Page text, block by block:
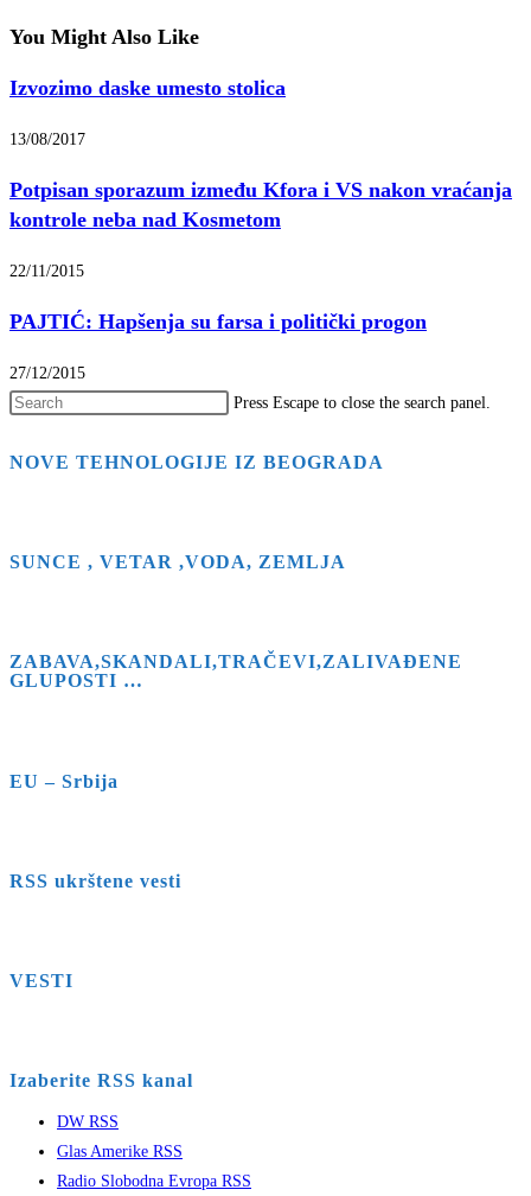
You Might Also Like
Izvozimo daske umesto stolica
13/08/2017
Potpisan sporazum između Kfora i VS nakon vraćanja
kontrole neba nad Kosmetom
22/11/2015
PAJTIĆ: Hapšenja su farsa i politički progon
27/12/2015
Press Escape to close the search panel.
NOVE TEHNOLOGIJE IZ BEOGRADA
SUNCE , VETAR ,VODA, ZEMLJA
ZABAVA,SKANDALI,TRAČEVI,ZALIVAĐENE
GLUPOSTI …
EU – Srbija
RSS ukrštene vesti
VESTI
Izaberite RSS kanal
DW RSS
Glas Amerike RSS
Radio Slobodna Evropa RSS